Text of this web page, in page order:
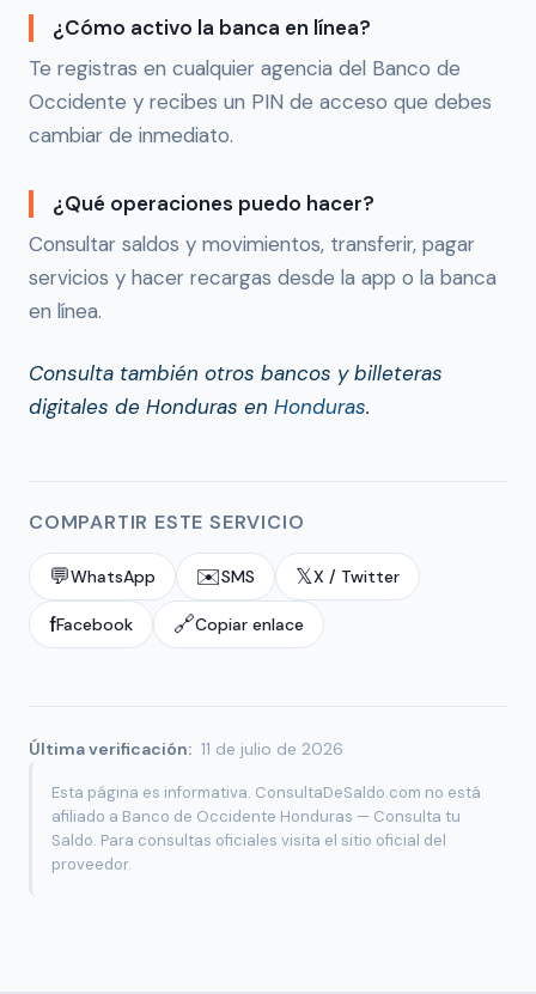
¿Cómo activo la banca en línea?
Te registras en cualquier agencia del Banco de
Occidente y recibes un PIN de acceso que debes
cambiar de inmediato.
¿Qué operaciones puedo hacer?
Consultar saldos y movimientos, transferir, pagar
servicios y hacer recargas desde la app o la banca
en línea.
Consulta también otros bancos y billeteras
digitales de Honduras en Honduras.
COMPARTIR ESTE SERVICIO
💬WhatsApp ✉️SMS 𝕏X / Twitter
fFacebook 🔗Copiar enlace
Última verificación: 11 de julio de 2026
Esta página es informativa. ConsultaDeSaldo.com no está
afiliado a Banco de Occidente Honduras — Consulta tu
Saldo. Para consultas oficiales visita el sitio oficial del
proveedor.